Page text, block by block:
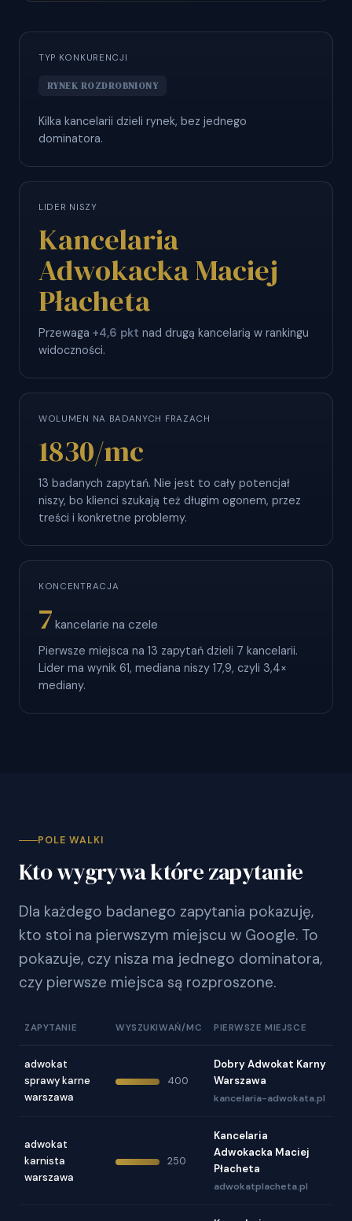
TYP KONKURENCJI
RYNEK ROZDROBNIONY
Kilka kancelarii dzieli rynek, bez jednego
dominatora.
LIDER NISZY
Kancelaria
Adwokacka Maciej
Płacheta
Przewaga +4,6 pkt nad drugą kancelarią w rankingu
widoczności.
WOLUMEN NA BADANYCH FRAZACH
1830/mc
13 badanych zapytań. Nie jest to cały potencjał
niszy, bo klienci szukają też długim ogonem, przez
treści i konkretne problemy.
KONCENTRACJA
7 kancelarie na czele
Pierwsze miejsca na 13 zapytań dzieli 7 kancelarii.
Lider ma wynik 61, mediana niszy 17,9, czyli 3,4×
mediany.
POLE WALKI
Kto wygrywa które zapytanie
Dla każdego badanego zapytania pokazuję,
kto stoi na pierwszym miejscu w Google. To
pokazuje, czy nisza ma jednego dominatora,
czy pierwsze miejsca są rozproszone.
ZAPYTANIE WYSZUKIWAŃ/MC PIERWSZE MIEJSCE
adwokat
sprawy karne
warszawa
400
Dobry Adwokat Karny
Warszawa
kancelaria-adwokata.pl
adwokat
karnista
warszawa
250
Kancelaria
Adwokacka Maciej
Płacheta
adwokatplacheta.pl